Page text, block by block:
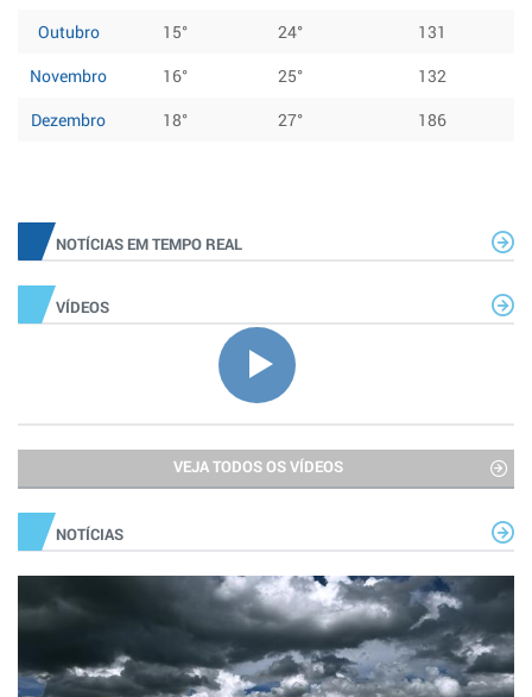
Outubro
15° 24°
131
Novembro
16° 25°
132
Dezembro
18° 27° 186
NOTÍCIAS EM TEMPO REAL
VÍDEOS
VEJA TODOS OS VÍDEOS
NOTÍCIAS